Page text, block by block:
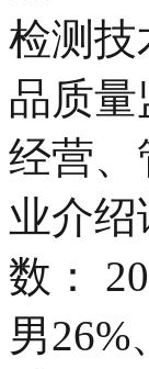
检测技
品质
经营、
业介
数：
男26%